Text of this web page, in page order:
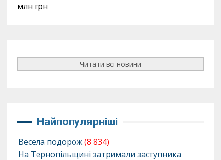
млн грн
Читати всі новини
Найпопулярніші
Весела подорож(8 834)
На Тернопільщині затримали заступника